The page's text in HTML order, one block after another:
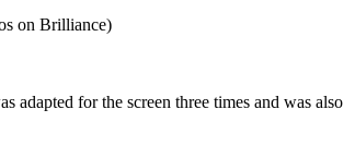
on Brilliance)
for the screen three times and was also